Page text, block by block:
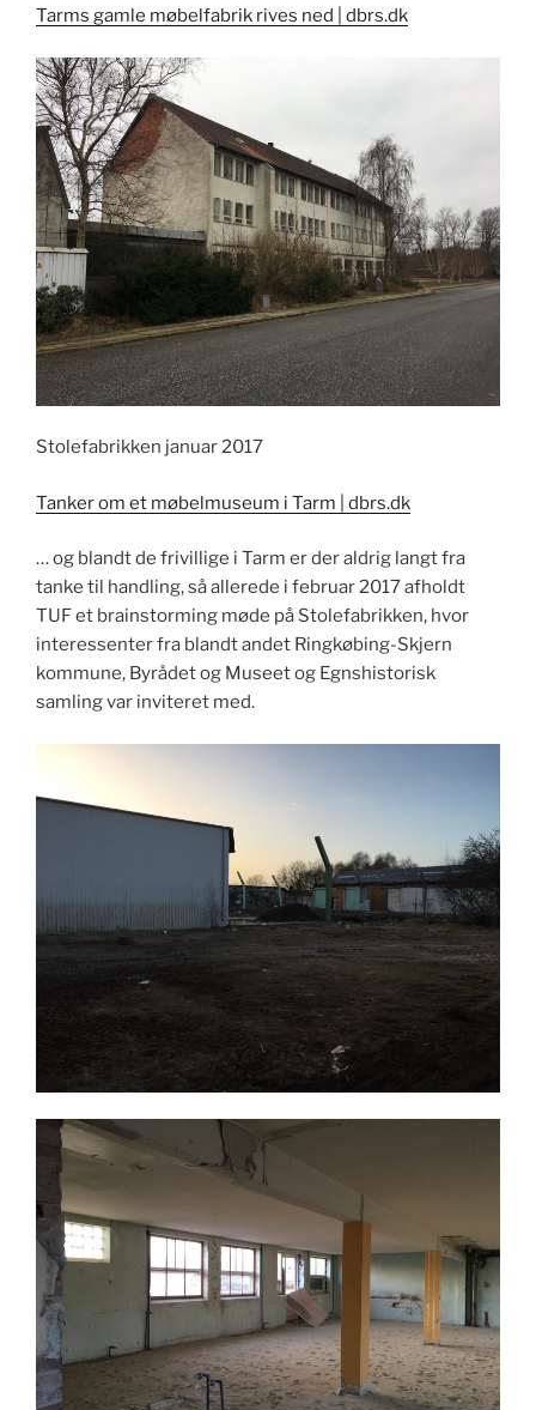
Tarms gamle møbelfabrik rives ned | dbrs.dk
Stolefabrikken januar 2017
Tanker om et møbelmuseum i Tarm | dbrs.dk
… og blandt de frivillige i Tarm er der aldrig langt fra
tanke til handling, så allerede i februar 2017 afholdt
TUF et brainstorming møde på Stolefabrikken, hvor
interessenter fra blandt andet Ringkøbing-Skjern
kommune, Byrådet og Museet og Egnshistorisk
samling var inviteret med.